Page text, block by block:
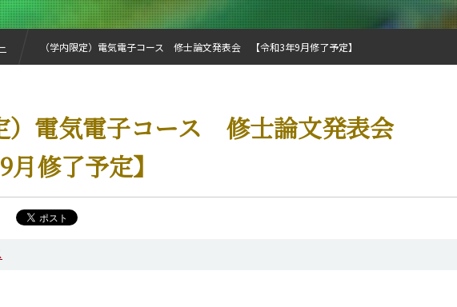
）電気電子コース 修士論文発表会
月修了予定】
（学内限定）電気電子コース 修士論文発表会 【令和3年9月修了予定】